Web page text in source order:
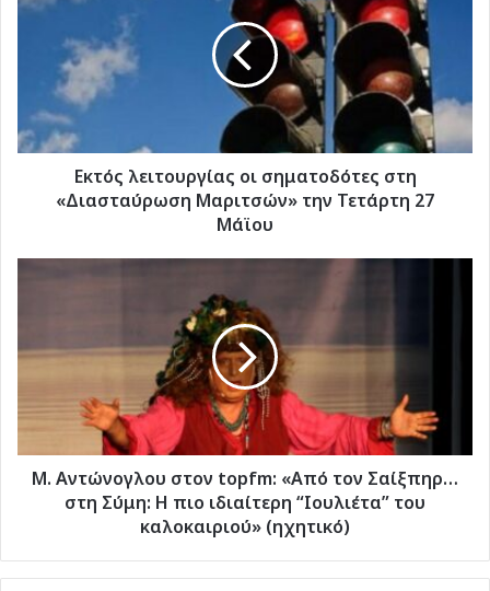
οι
σηματοδότες
«Διασταύρωση
Μαριτσών»
την
Τετάρτη
Μάϊου
Εκτός λειτουργίας οι σηματοδότες στη
«Διασταύρωση Μαριτσών» την Τετάρτη 27
Μάϊου
«Από
Σαίξπηρ…
στη
Σύμη:
του
Μ. Αντώνογλου στον topfm: «Από τον Σαίξπηρ…
στη Σύμη: Η πιο ιδιαίτερη “Ιουλιέτα” του
καλοκαιριού» (ηχητικό)